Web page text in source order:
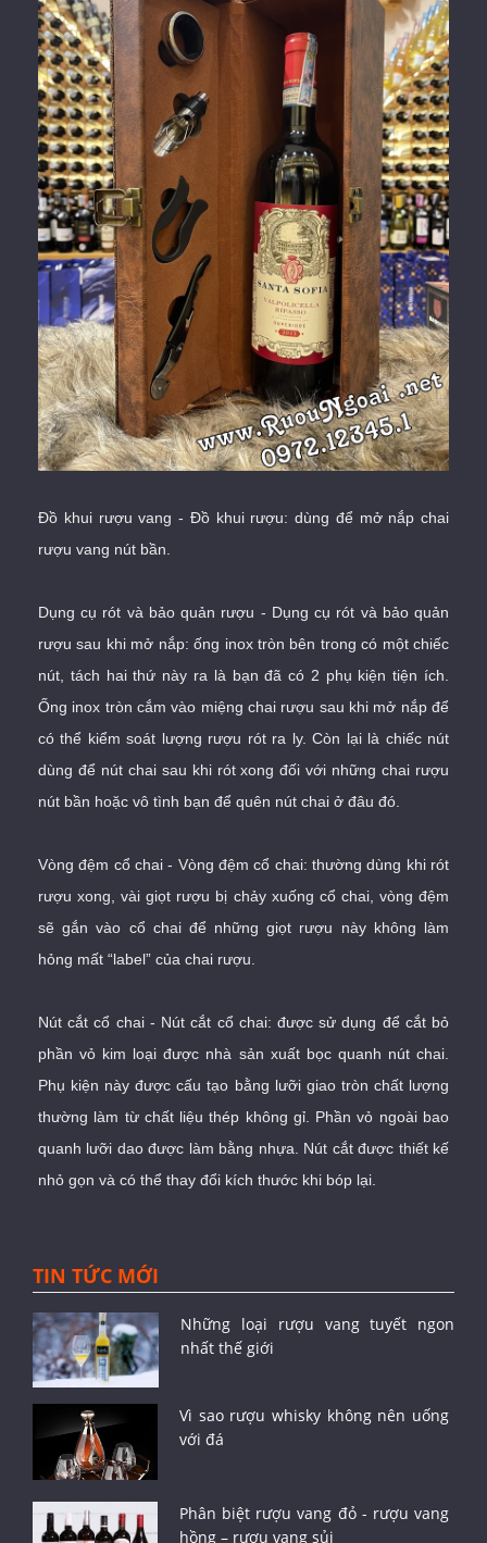
Đồ khui rượu vang - Đồ khui rượu: dùng để mở nắp chai
rượu vang nút bần.
Dụng cụ rót và bảo quản rượu - Dụng cụ rót và bảo quản
rượu sau khi mở nắp: ống inox tròn bên trong có một chiếc
nút, tách hai thứ này ra là bạn đã có 2 phụ kiện tiện ích.
Ống inox tròn cắm vào miệng chai rượu sau khi mở nắp để
có thể kiểm soát lượng rượu rót ra ly. Còn lại là chiếc nút
dùng để nút chai sau khi rót xong đối với những chai rượu
nút bần hoặc vô tình bạn để quên nút chai ở đâu đó.
Vòng đệm cổ chai - Vòng đệm cổ chai: thường dùng khi rót
rượu xong, vài giọt rượu bị chảy xuống cổ chai, vòng đệm
sẽ gắn vào cổ chai để những giọt rượu này không làm
hỏng mất “label” của chai rượu.
Nút cắt cổ chai - Nút cắt cổ chai: được sử dụng để cắt bỏ
phần vỏ kim loại được nhà sản xuất bọc quanh nút chai.
Phụ kiện này được cấu tạo bằng lưỡi giao tròn chất lượng
thường làm từ chất liệu thép không gỉ. Phần vỏ ngoài bao
quanh lưỡi dao được làm bằng nhựa. Nút cắt được thiết kế
nhỏ gọn và có thể thay đổi kích thước khi bóp lại.
TIN TỨC MỚI
Những loại rượu vang tuyết ngon
nhất thế giới
Vì sao rượu whisky không nên uống
với đá
Phân biệt rượu vang đỏ - rượu vang
hồng – rượu vang sủi